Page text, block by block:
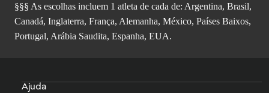
§§§ As escolhas incluem 1 atleta de cada de: Argentina, Brasil,
Canadá, Inglaterra, França, Alemanha, México, Países Baixos,
Portugal, Arábia Saudita, Espanha, EUA.
Ajuda